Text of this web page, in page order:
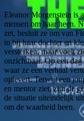
Eleanor Morgenstein is
mensen om haar heen.
zet, besluit ze om van
in bij haar dochter en
versterken, maar voelt
onzichtbaar. Op een
waar ze een verhaal
oplevert. Terwijl een
en mentor ziet, zijn de
de situatie uiteindelijk
om de waarheid heen.